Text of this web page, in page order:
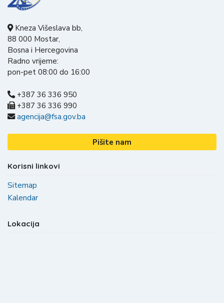
Kneza Višeslava bb,
88 000 Mostar,
Bosna i Hercegovina
Radno vrijeme:
pon-pet 08:00 do 16:00
+387 36 336 950
+387 36 336 990
agencija@fsa.gov.ba
Pišite nam
Korisni linkovi
Sitemap
Kalendar
Lokacija